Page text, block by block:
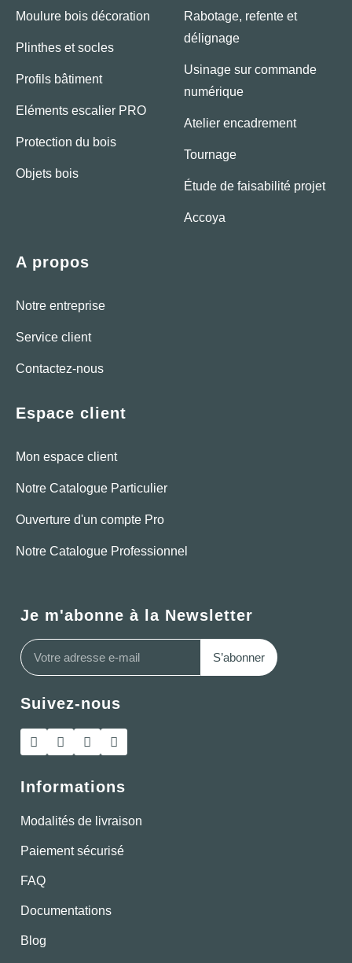
Moulure bois décoration
Plinthes et socles
Profils bâtiment
Eléments escalier PRO
Protection du bois
Objets bois
Rabotage, refente et
délignage
Usinage sur commande
numérique
Atelier encadrement
Tournage
Étude de faisabilité projet
Accoya
A propos
Notre entreprise
Service client
Contactez-nous
Espace client
Mon espace client
Notre Catalogue Particulier
Ouverture d'un compte Pro
Notre Catalogue Professionnel
Je m'abonne à la Newsletter
S’abonner
Suivez-nous
Informations
Modalités de livraison
Paiement sécurisé
FAQ
Documentations
Blog